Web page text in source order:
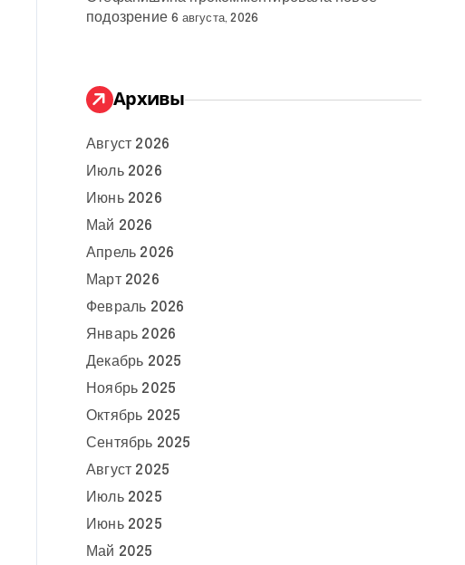
подозрение 6 августа, 2026
Архивы
Август 2026
Июль 2026
Июнь 2026
Май 2026
Апрель 2026
Март 2026
Февраль 2026
Январь 2026
Декабрь 2025
Ноябрь 2025
Октябрь 2025
Сентябрь 2025
Август 2025
Июль 2025
Июнь 2025
Май 2025